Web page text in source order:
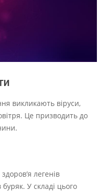
викликають віруси,
Це призводить до
легенів
У складі цього